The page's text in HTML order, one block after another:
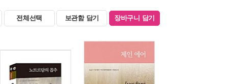
전체선택 보관함 담기 장바구니 담기